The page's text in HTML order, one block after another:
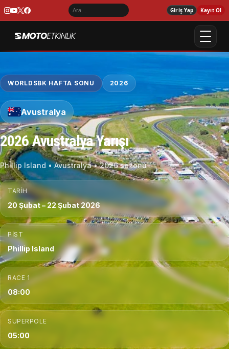
Giriş Yap Kayıt Ol
WORLDSBK HAFTA SONU 2026
Avustralya
2026 Avustralya Yarışı
Phillip Island • Avustralya • 2026 sezonu
TARIH
20 Şubat – 22 Şubat 2026
PIST
Phillip Island
RACE 1
08:00
SUPERPOLE
05:00